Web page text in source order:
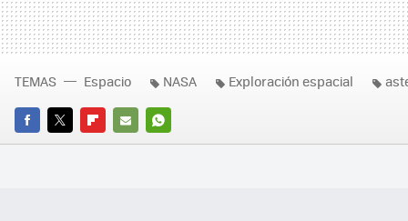
FACEBOOK
TWITTERFLIPBOARD
E-
WHATSAPP
TEMAS Espacio NASA Exploración espacial